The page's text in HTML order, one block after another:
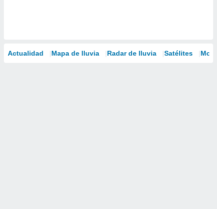
Actualidad Mapa de lluvia Radar de lluvia Satélites